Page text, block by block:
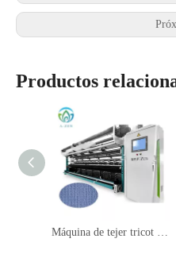
Productos
Máquina de tejer tricot por urdimbre HKS4EL